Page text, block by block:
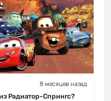
8 месяцев назад
Радиатор-Спрингс?